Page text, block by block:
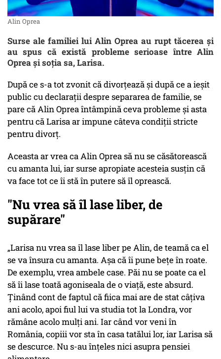
Alin Oprea
Surse ale familiei lui Alin Oprea au rupt tăcerea și
au spus că există probleme serioase între Alin
Oprea și soția sa, Larisa.
După ce s-a tot zvonit că divorțează și după ce a ieșit
public cu declarații despre separarea de familie, se
pare că Alin Oprea întâmpină ceva probleme și asta
pentru că Larisa ar impune câteva condiții stricte
pentru divorț.
Aceasta ar vrea ca Alin Oprea să nu se căsătorească
cu amanta lui, iar surse apropiate acesteia susțin că
va face tot ce îi stă în putere să îl oprească.
"Nu vrea să îl lase liber, de
supărare"
„Larisa nu vrea sa îl lase liber pe Alin, de teamă ca el
se va însura cu amanta. Așa că îi pune bețe în roate.
De exemplu, vrea ambele case. Păi nu se poate ca el
să îi lase toată agoniseala de o viață, este absurd.
Ținând cont de faptul că fiica mai are de stat câțiva
ani acolo, apoi fiul lui va studia tot la Londra, vor
rămâne acolo mulți ani. Iar când vor veni în
România, copiii vor sta în casa tatălui lor, iar Larisa să
se descurce. Nu s-au înțeles nici asupra pensiei